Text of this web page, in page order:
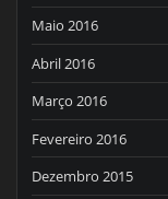
Maio 2016
Abril 2016
Março 2016
Fevereiro 2016
Dezembro 2015